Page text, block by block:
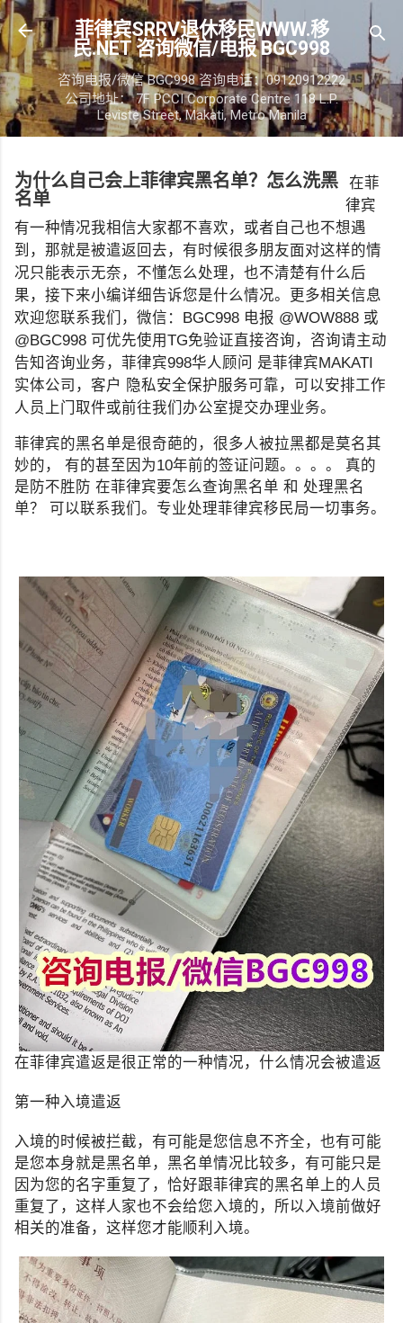
跳至主要内容
菲律宾SRRV退休移民WWW.移
民.NET 咨询微信/电报 BGC998
咨询电报/微信 BGC998 咨询电话：09120912222
公司地址： 7F PCCI Corporate Centre 118 L.P.
Leviste Street, Makati, Metro Manila
为什么自己会上菲律宾黑名单？怎么洗黑
名单
在菲
律宾
有一种情况我相信大家都不喜欢，或者自己也不想遇
到，那就是被遣返回去，有时候很多朋友面对这样的情
况只能表示无奈，不懂怎么处理，也不清楚有什么后
果，接下来小编详细告诉您是什么情况。更多相关信息
欢迎您联系我们，微信：BGC998 电报 @WOW888 或
@BGC998 可优先使用TG免验证直接咨询，咨询请主动
告知咨询业务，菲律宾998华人顾问 是菲律宾MAKATI
实体公司，客户 隐私安全保护服务可靠，可以安排工作
人员上门取件或前往我们办公室提交办理业务。
菲律宾的黑名单是很奇葩的，很多人被拉黑都是莫名其
妙的， 有的甚至因为10年前的签证问题。。。。 真的
是防不胜防 在菲律宾要怎么查询黑名单 和 处理黑名
单？ 可以联系我们。专业处理菲律宾移民局一切事务。
在菲律宾遣返是很正常的一种情况，什么情况会被遣返
第一种入境遣返
入境的时候被拦截，有可能是您信息不齐全，也有可能
是您本身就是黑名单，黑名单情况比较多，有可能只是
因为您的名字重复了，恰好跟菲律宾的黑名单上的人员
重复了，这样人家也不会给您入境的，所以入境前做好
相关的准备，这样您才能顺利入境。